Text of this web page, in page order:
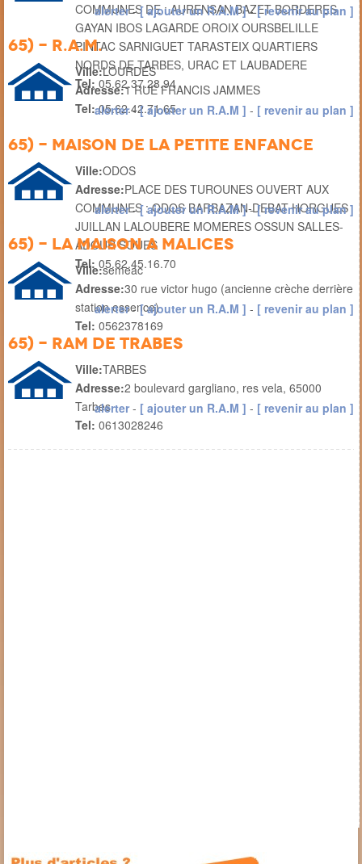
COMMUNES DE : AURENSAN BAZET BORDERES
GAYAN IBOS LAGARDE OROIX OURSBELILLE
PINTAC SARNIGUET TARASTEIX QUARTIERS
NORDS DE TARBES, URAC ET LAUBADERE
Tel: 05.62.37.28.94
alerter-[ ajouter un R.A.M ]-[ revenir au plan ]
65) - R.A.M.
Ville:LOURDES
Adresse:1 RUE FRANCIS JAMMES
Tel:05.62.42.71.65
alerter-[ ajouter un R.A.M ] - [ revenir au plan ]
65) - MAISON DE LA PETITE ENFANCE
Ville:ODOS
Adresse:PLACE DES TUROUNES OUVERT AUX
COMMUNES : ODOS BARBAZAN-DEBAT HORGUES
JUILLAN LALOUBERE MOMERES OSSUN SALLES-
ADOUR SOUES
Tel: 05.62.45.16.70
alerter-[ ajouter un R.A.M ]-[ revenir au plan ]
65) - la maison a malices
Ville:semeac
Adresse:30 rue victor hugo (ancienne crèche derrière
station essence)
Tel: 0562378169
alerter-[ ajouter un R.A.M ] - [ revenir au plan ]
65) - RAM de Trabes
Ville:TARBES
Adresse:2 boulevard gargliano, res vela, 65000
Tarbes
Tel: 0613028246
alerter - [ ajouter un R.A.M ] - [ revenir au plan ]